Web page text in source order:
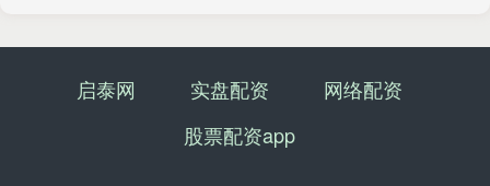
启泰网 实盘配资
网络配资
股票配资app